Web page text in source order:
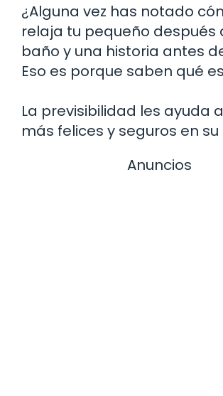
¿Alguna vez has notado
relaja tu pequeño después
baño y una historia antes
Eso es porque saben qué
La previsibilidad les ayuda
más felices y seguros en
Anuncios